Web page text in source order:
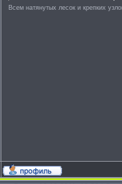
Всем натянутых лесок и крепких